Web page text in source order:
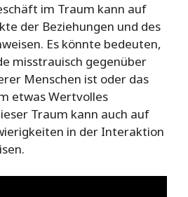
im Traum kann auf
der Beziehungen und des
Es könnte bedeuten,
misstrauisch gegenüber
Menschen ist oder das
etwas Wertvolles
Traum kann auch auf
in der Interaktion